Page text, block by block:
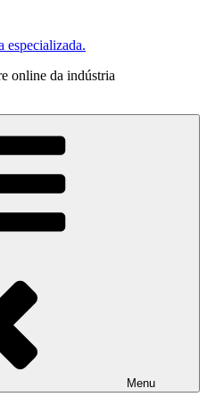
especializada.
online da indústria
Menu